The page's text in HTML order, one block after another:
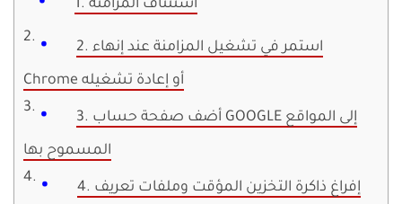
1. استئناف المزامنة
2. استمر في تشغيل المزامنة عند إنهاء
Chrome أو إعادة تشغيله
3. أضف صفحة حساب GOOGLE إلى المواقع
المسموح بها
4. إفراغ ذاكرة التخزين المؤقت وملفات تعريف